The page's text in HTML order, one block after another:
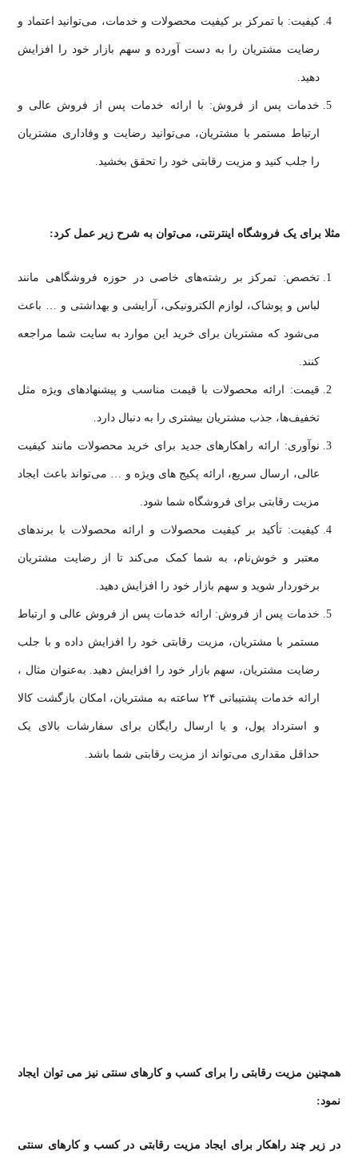
کیفیت: با تمرکز بر کیفیت محصولات و خدمات، می‌توانید اعتماد و
رضایت مشتریان را به دست آورده و سهم بازار خود را افزایش
دهید.
خدمات پس از فروش: با ارائه خدمات پس از فروش عالی و
ارتباط مستمر با مشتریان، می‌توانید رضایت و وفاداری مشتریان
را جلب کنید و مزیت رقابتی خود را تحقق بخشید.
مثلا برای یک فروشگاه اینترنتی، می‌توان به شرح زیر عمل کرد:
تخصص: تمرکز بر رشته‌های خاصی در حوزه فروشگاهی مانند
لباس و پوشاک، لوازم الکترونیکی، آرایشی و بهداشتی و … باعث
می‌شود که مشتریان برای خرید این موارد به سایت شما مراجعه
کنند.
قیمت: ارائه محصولات با قیمت مناسب و پیشنهادهای ویژه مثل
تخفیف‌ها، جذب مشتریان بیشتری را به دنبال دارد.
نوآوری: ارائه راهکارهای جدید برای خرید محصولات مانند کیفیت
عالی، ارسال سریع، ارائه پکیج های ویژه و … می‌تواند باعث ایجاد
مزیت رقابتی برای فروشگاه شما شود.
کیفیت: تأکید بر کیفیت محصولات و ارائه محصولات با برندهای
معتبر و خوش‌نام، به شما کمک می‌کند تا از رضایت مشتریان
برخوردار شوید و سهم بازار خود را افزایش دهید.
خدمات پس از فروش: ارائه خدمات پس از فروش عالی و ارتباط
مستمر با مشتریان، مزیت رقابتی خود را افزایش داده و با جلب
رضایت مشتریان، سهم بازار خود را افزایش دهید. به‌عنوان مثال ،
ارائه خدمات پشتیبانی ۲۴ ساعته به مشتریان، امکان بازگشت کالا
و استرداد پول، و یا ارسال رایگان برای سفارشات بالای یک
حداقل مقداری می‌تواند از مزیت رقابتی شما باشد.
همچنین مزیت رقابتی را برای کسب و کارهای سنتی نیز می توان ایجاد
نمود:
در زیر چند راهکار برای ایجاد مزیت رقابتی در کسب و کارهای سنتی